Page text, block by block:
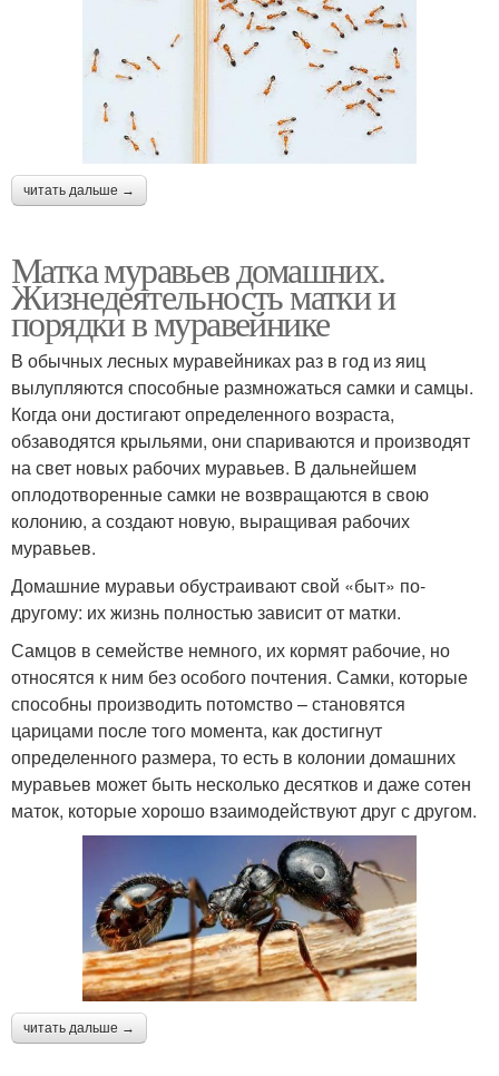
читать дальше →
Матка муравьев домашних.
Жизнедеятельность матки и
порядки в муравейнике
В обычных лесных муравейниках раз в год из яиц
вылупляются способные размножаться самки и самцы.
Когда они достигают определенного возраста,
обзаводятся крыльями, они спариваются и производят
на свет новых рабочих муравьев. В дальнейшем
оплодотворенные самки не возвращаются в свою
колонию, а создают новую, выращивая рабочих
муравьев.
Домашние муравьи обустраивают свой «быт» по-
другому: их жизнь полностью зависит от матки.
Самцов в семействе немного, их кормят рабочие, но
относятся к ним без особого почтения. Самки, которые
способны производить потомство – становятся
царицами после того момента, как достигнут
определенного размера, то есть в колонии домашних
муравьев может быть несколько десятков и даже сотен
маток, которые хорошо взаимодействуют друг с другом.
читать дальше →